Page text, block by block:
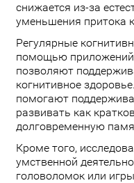
снижается из-за
уменьшения притока
Регулярные
помощью приложений
позволяют
когнитивное
помогают
развивать как
долговременную
Кроме того,
умственной
головоломок или